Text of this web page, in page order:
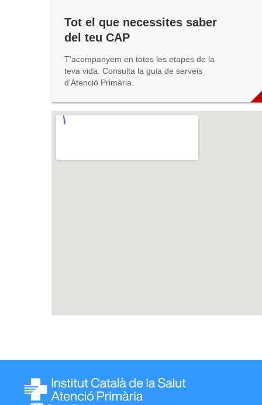
Tot el que necessites saber
del teu CAP
T'acompanyem en totes les etapes de la
teva vida. Consulta la guia de serveis
d'Atenció Primària.